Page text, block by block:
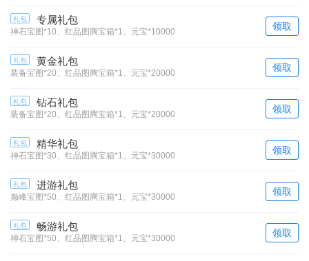
礼包 专属礼包
神石宝图*10、红品图腾宝箱*1、元宝*10000 领取
礼包 黄金礼包
装备宝图*20、红品图腾宝箱*1、元宝*20000 领取
礼包 钻石礼包
装备宝图*20、红品图腾宝箱*1、元宝*20000 领取
礼包 精华礼包
神石宝图*30、红品图腾宝箱*1、元宝*30000 领取
礼包 进游礼包
巅峰宝图*50、红品图腾宝箱*1、元宝*30000 领取
礼包 畅游礼包
神石宝图*50、红品图腾宝箱*1、元宝*30000 领取